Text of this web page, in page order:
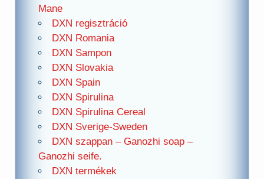
Mane
DXN regisztráció
DXN Romania
DXN Sampon
DXN Slovakia
DXN Spain
DXN Spirulina
DXN Spirulina Cereal
DXN Sverige-Sweden
DXN szappan – Ganozhi soap –
Ganozhi seife.
DXN termékek